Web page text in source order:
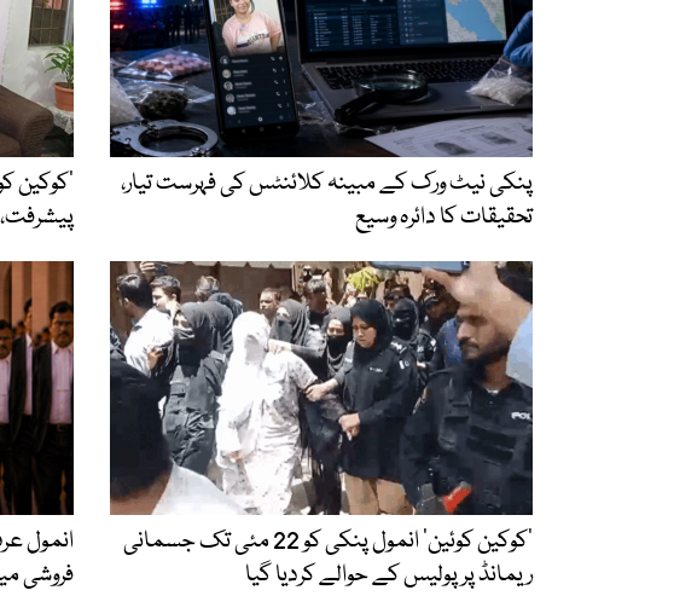
پنکی نیٹ ورک کے مبینہ کلائنٹس کی فہرست تیار،
تحقیقات کا دائرہ وسیع
’کوکین
پیشرفت، 2 سی ٹی ڈی اہلکار گرفتار
’کوکین کوئین‘ انمول پنکی کو 22 مئی تک جسمانی
ریمانڈ پر پولیس کے حوالے کردیا گیا
انمول
فروشی